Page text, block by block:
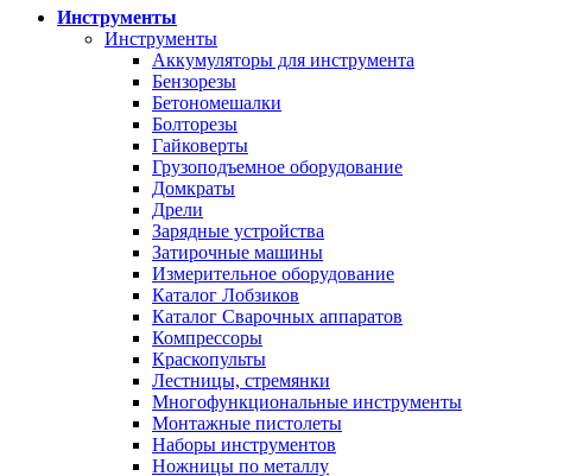
Инструменты
Инструменты
Аккумуляторы для инструмента
Бензорезы
Бетономешалки
Болторезы
Гайковерты
Грузоподъемное оборудование
Домкраты
Дрели
Зарядные устройства
Затирочные машины
Измерительное оборудование
Каталог Лобзиков
Каталог Сварочных аппаратов
Компрессоры
Краскопульты
Лестницы, стремянки
Многофункциональные инструменты
Монтажные пистолеты
Наборы инструментов
Ножницы по металлу